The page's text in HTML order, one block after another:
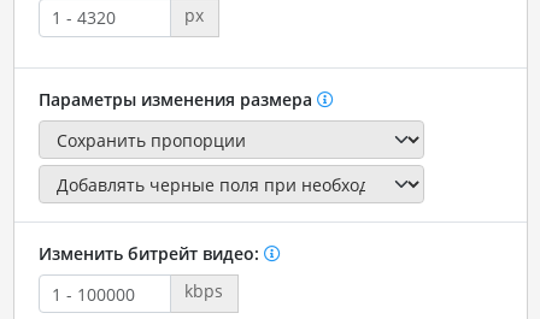
px
Параметры изменения размера
Изменить битрейт видео:
kbps